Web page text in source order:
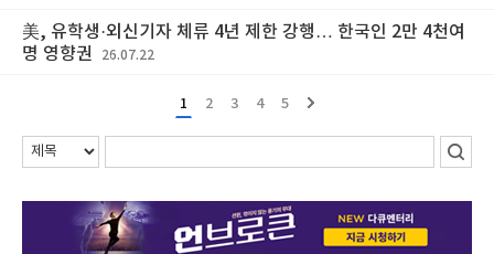
美, 유학생·외신기자 체류 4년 제한 강행… 한국인 2만 4천여
명 영향권
26.07.22
1 2 3 4 5